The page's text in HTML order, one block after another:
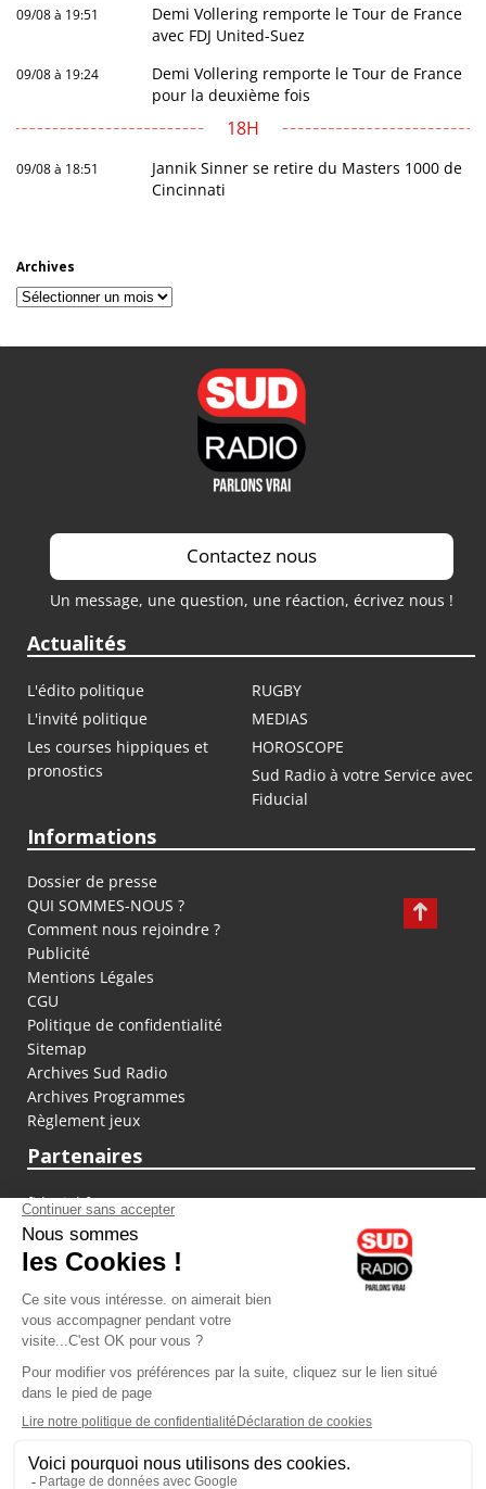
09/08 à 19:51
Demi Vollering remporte le Tour de France
avec FDJ United-Suez
09/08 à 19:24
Demi Vollering remporte le Tour de France
pour la deuxième fois
18H
09/08 à 18:51
Jannik Sinner se retire du Masters 1000 de
Cincinnati
Archives
Archives
Contactez nous
Un message, une question, une réaction, écrivez nous !
Actualités
L'édito politique
RUGBY
L'invité politique
MEDIAS
Les courses hippiques et
pronostics
HOROSCOPE
Sud Radio à votre Service avec
Fiducial
Informations
Dossier de presse
QUI SOMMES-NOUS ?
Comment nous rejoindre ?
Publicité
Mentions Légales
CGU
Politique de confidentialité
Sitemap
Archives Sud Radio
Archives Programmes
Règlement jeux
Partenaires
fiducial.fr
lyoncapitale.fr
olympique-et-lyonnais.com
L'application Iphone / Android
Téléchargez l'application
Les cookies
Gestion des cookies